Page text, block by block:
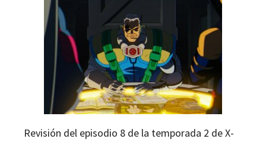
Revisión del episodio 8 de la temporada 2 de X-